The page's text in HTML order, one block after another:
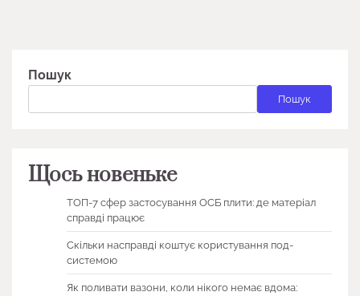
Пошук
Пошук
Щось новеньке
ТОП-7 сфер застосування ОСБ плити: де матеріал
справді працює
Скільки насправді коштує користування под-
системою
Як поливати вазони, коли нікого немає вдома: